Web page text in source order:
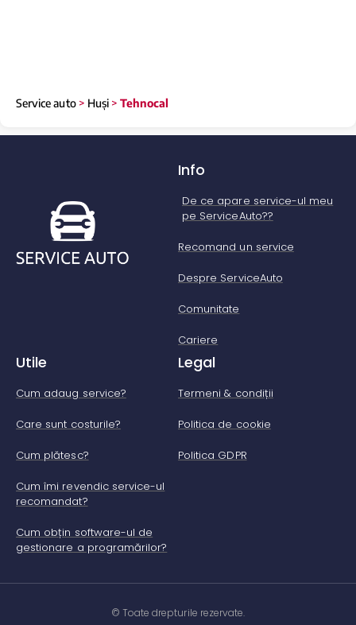
Service auto> Huși>Tehnocal
Info
De ce apare service-ul meu
pe ServiceAuto??
Recomand un service
Despre ServiceAuto
Comunitate
Cariere
Utile
Cum adaug service?
Care sunt costurile?
Cum plătesc?
Cum îmi revendic service-ul
recomandat?
Cum obțin software-ul de
gestionare a programărilor?
Legal
Termeni & condiții
Politica de cookie
Politica GDPR
© Toate drepturile rezervate.